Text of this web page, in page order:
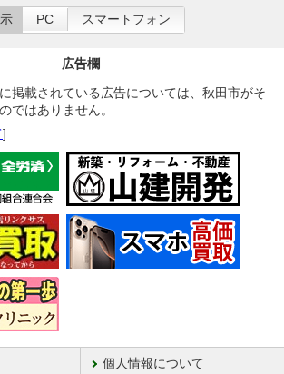
PC スマートフォン
広告欄
掲載されている広告については、秋田市がそ
ではありません。
]
個人情報について